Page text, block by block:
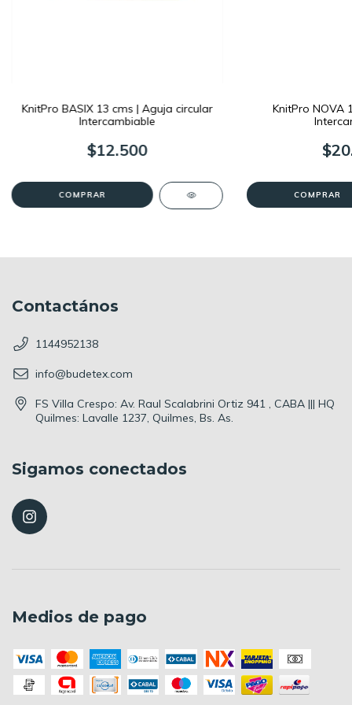
KnitPro BASIX 13 cms | Aguja circular
Intercambiable
$12.500
COMPRAR
KnitPro NOVA
COMPRAR
Contactános
1144952138
info@budetex.com
FS Villa Crespo: Av. Raul Scalabrini Ortiz 941 , CABA ||| HQ
Quilmes: Lavalle 1237, Quilmes, Bs. As.
Sigamos conectados
Medios de pago